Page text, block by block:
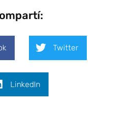
Twitter
LinkedIn